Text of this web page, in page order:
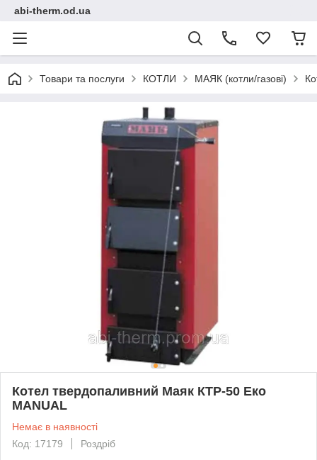
abi-therm.od.ua
Товари та послуги КОТЛИ МАЯК (котли/газові)
Котел твердопаливний Маяк КТР-50 Еко
MANUAL
Немає в наявності
Код: 17179
Роздріб